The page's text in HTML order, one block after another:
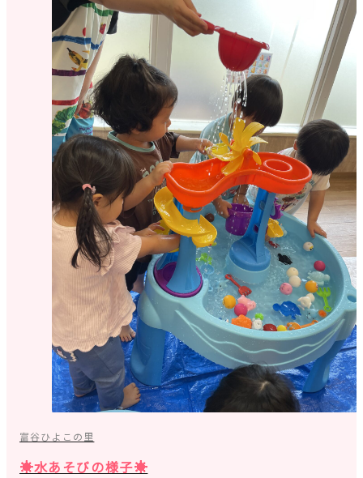
富谷ひよこの里
☀水あそびの様子☀